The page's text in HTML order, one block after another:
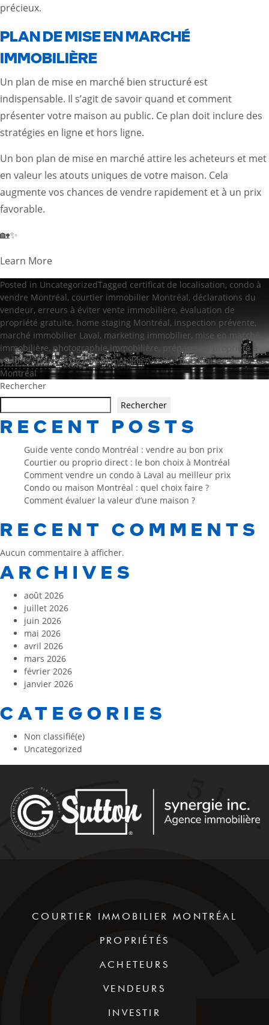
précieux.
PLAN DE MISE EN MARCHÉ
IMMOBILIÈRE
Un plan de mise en marché bien structuré est
indispensable. Il s’agit de savoir quand et comment
présenter votre maison au public. Ce plan doit inclure des
stratégies en ligne et hors ligne.
Un bon plan de mise en marché attire les acheteurs et met
en valeur les atouts uniques de votre maison. Cela
augmente vos chances de vendre rapidement et à un prix
favorable.
🏡✨
Learn More
Posted in UncategorizedTagged certificat de localisation, condo à
vendre Montréal, courtier immobilier Montréal, déclarations du
vendeur, erreurs à éviter vente immobilière, évaluation de
propriété gratuite, home staging Montréal, inspection prévente,
marché immobilier Laval, marketing immobilier, mise en marché
immobilière, photographie immobilière, préparer sa propriété à
vendre,stratégie de prix immobilier,vendre une maison à
Montréal
Rechercher
Rechercher
RECENT POSTS
Guide vente condo Montréal : vendre au bon prix
Courtier ou proprio direct : le bon choix à Montréal
Comment vendre un condo à Laval au meilleur prix
Condo ou maison Montréal : quel choix faire ?
Comment évaluer la valeur d’une maison ?
RECENT COMMENTS
Aucun commentaire à afficher.
ARCHIVES
août 2026
juillet 2026
juin 2026
mai 2026
avril 2026
mars 2026
février 2026
janvier 2026
CATEGORIES
Non classifié(e)
Uncategorized
COURTIER IMMOBILIER MONTRÉAL
PROPRIÉTÉS
ACHETEURS
VENDEURS
INVESTIR